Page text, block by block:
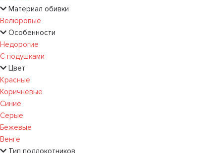
Материал обивки
Велюровые
Особенности
Недорогие
С подушками
Цвет
Красные
Коричневые
Синие
Серые
Бежевые
Венге
Тип подлокотников